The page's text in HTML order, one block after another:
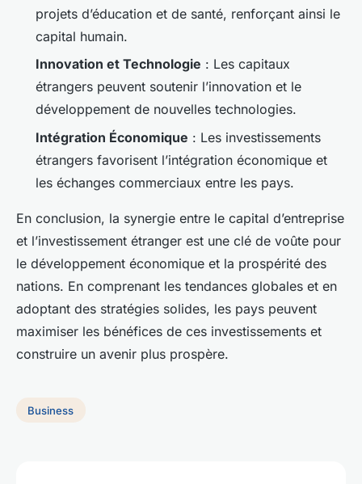
projets d’éducation et de santé, renforçant ainsi le
capital humain.
Innovation et Technologie : Les capitaux
étrangers peuvent soutenir l’innovation et le
développement de nouvelles technologies.
Intégration Économique : Les investissements
étrangers favorisent l’intégration économique et
les échanges commerciaux entre les pays.
En conclusion, la synergie entre le capital d’entreprise
et l’investissement étranger est une clé de voûte pour
le développement économique et la prospérité des
nations. En comprenant les tendances globales et en
adoptant des stratégies solides, les pays peuvent
maximiser les bénéfices de ces investissements et
construire un avenir plus prospère.
Business